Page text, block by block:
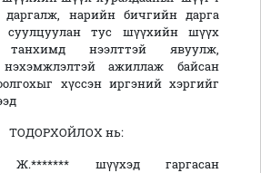
нарийн бичгийн дарга
суулцуулан тус шүүхийн шүүх
танхимд нээлттэй явуулж,
ажиллаж байсан
хүссэн иргэний хэргийг
ТОДОРХОЙЛОХ нь:
Ж.******* шүүхэд гаргасан